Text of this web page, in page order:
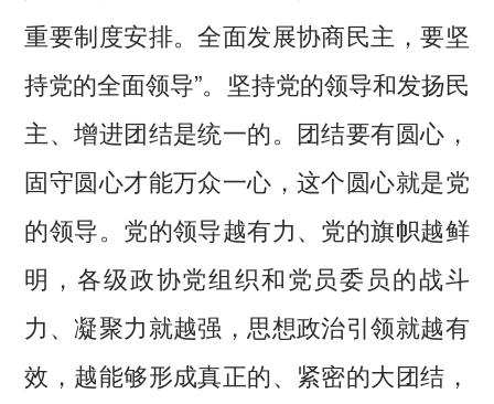
重要制度安排。全面发展协商民主，要坚
持党的全面领导”。坚持党的领导和发扬民
主、增进团结是统一的。团结要有圆心，
固守圆心才能万众一心，这个圆心就是党
的领导。党的领导越有力、党的旗帜越鲜
明，各级政协党组织和党员委员的战斗
力、凝聚力就越强，思想政治引领就越有
效，越能够形成真正的、紧密的大团结，